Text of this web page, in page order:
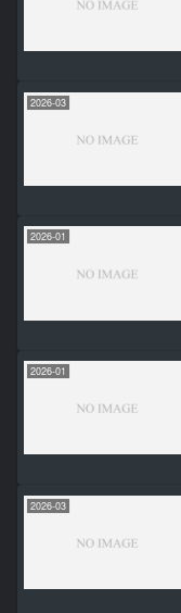
2026-03
2026-01
2026-01
2026-03